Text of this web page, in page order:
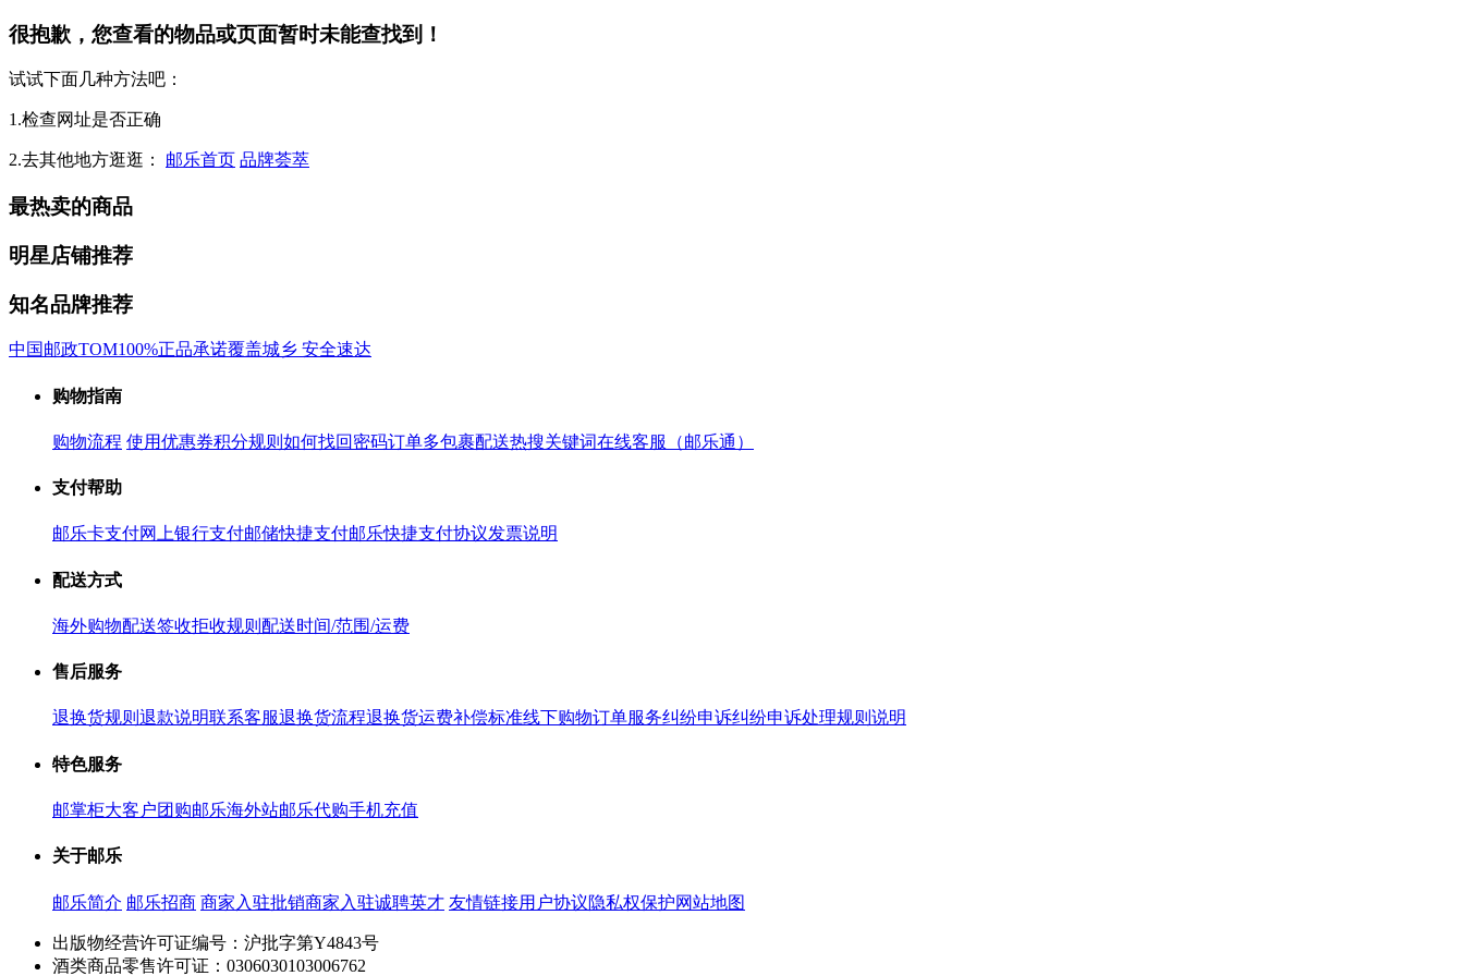
很抱歉，您查看的物品或页面暂时未能查找到！
试试下面几种方法吧：
1.检查网址是否正确
2.去其他地方逛逛： 邮乐首页 品牌荟萃
最热卖的商品
明星店铺推荐
知名品牌推荐
中国邮政TOM100%正品承诺覆盖城乡 安全速达
购物指南
购物流程 使用优惠券积分规则 如何找回密码订单多包裹配送热搜关键词在线客服（邮乐通）
支付帮助
邮乐卡支付网上银行支付邮储快捷支付邮乐快捷支付协议发票说明
配送方式
海外购物配送签收拒收规则 配送时间/范围/运费
售后服务
退换货规则 退款说明联系客服退换货流程退换货运费补偿标准线下购物订单服务纠纷申诉纠纷申诉处理规则说明
特色服务
邮掌柜大客户团购邮乐海外站邮乐代购手机充值
关于邮乐
邮乐简介 邮乐招商 商家入驻批销商家入驻诚聘英才 友情链接用户协议隐私权保护网站地图
出版物经营许可证编号：沪批字第Y4843号
酒类商品零售许可证：0306030103006762